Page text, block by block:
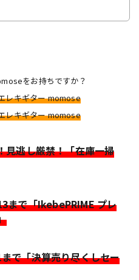
をお持ちですか？
レキギター momose
レキギター momose
見逃し厳禁！「在庫一掃
まで「IkebePRIME プレ
で「決算売り尽くしセー